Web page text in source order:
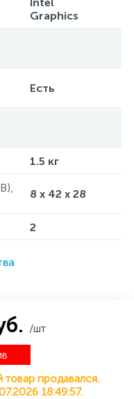
Graphics
Есть
1.5 кг
8 x 42 x 28
2
/шт
продавался.
18:49:57.